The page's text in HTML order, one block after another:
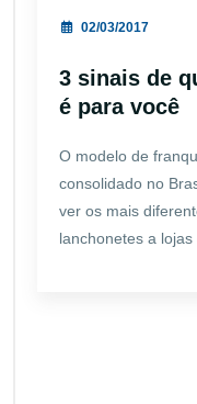
02/03/2017
3 sinais de
é para você
O modelo de
consolidado no
ver os mais
lanchonetes a